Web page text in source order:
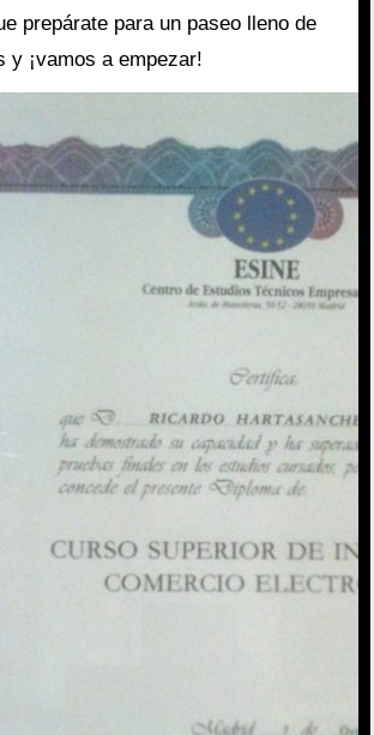
prepárate para un paseo lleno de
y ¡vamos a empezar!